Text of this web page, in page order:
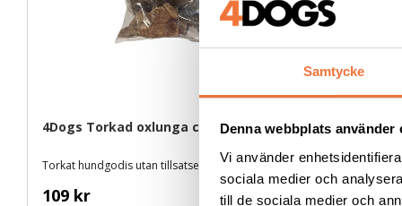
Samtycke
Denna webbplats använder
Vi använder
sociala medier och
till de sociala medier och
4Dogs Torkad oxlunga ca 500 g
Torkat hundgodis utan tillsatser, ursprung EU
109 kr
4Dogs
Torkat
109kr